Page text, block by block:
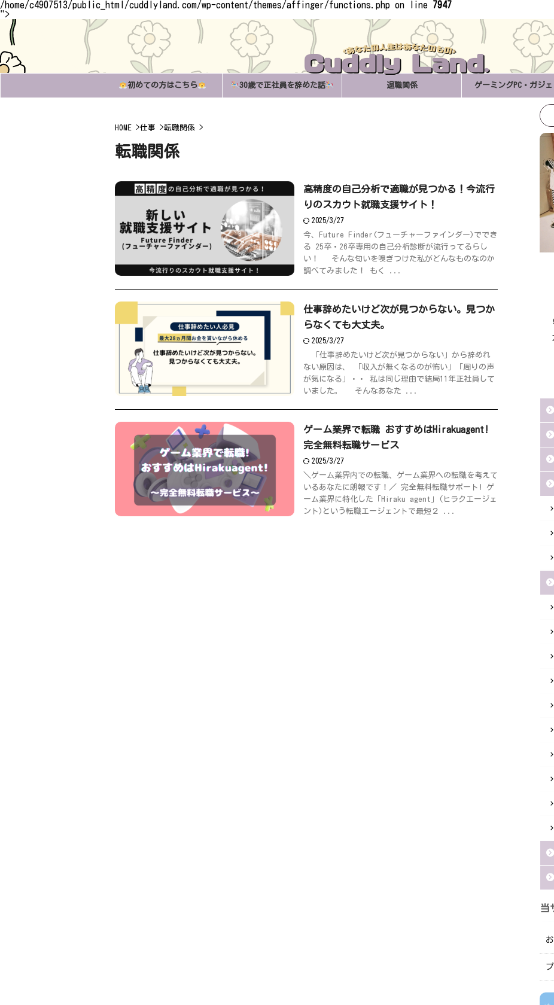
/home/c4907513/public_html/cuddlyland.com/wp-content/themes/affinger/functions.php on line 7947
">
初めての方はこちら 30歳で正社員を辞めた話 退職関係 ゲーミングPC・ガジェ
HOME >仕事 >転職関係 >
転職関係
高精度の自己分析で適職が見つかる！今流行
りのスカウト就職支援サイト！
2025/3/27
今、Future Finder(フューチャーファインダー)ででき
る 25卒・26卒専用の自己分析診断が流行ってるらし
い！ そんな匂いを嗅ぎつけた私がどんなものなのか
調べてみました！ もく ...
仕事辞めたいけど次が見つからない。見つか
らなくても大丈夫。
2025/3/27
「仕事辞めたいけど次が見つからない」から辞めれ
ない原因は、 「収入が無くなるのが怖い」「周りの声
が気になる」・・ 私は同じ理由で結局11年正社員して
いました。 そんなあなた ...
ゲーム業界で転職 おすすめはHirakuagent!
完全無料転職サービス
2025/3/27
＼ゲーム業界内での転職、ゲーム業界への転職を考えて
いるあなたに朗報です！／ 完全無料転職サポート! ゲ
ーム業界に特化した「Hiraku agent」(ヒラクエージェ
ント)という転職エージェントで最短２ ...
当